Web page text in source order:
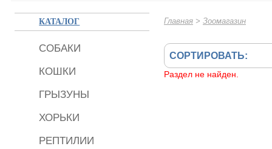
Главная> Зоомагазин
СОРТИРОВАТЬ:
Раздел не найден.
КАТАЛОГ
СОБАКИ
КОШКИ
ГРЫЗУНЫ
ХОРЬКИ
РЕПТИЛИИ